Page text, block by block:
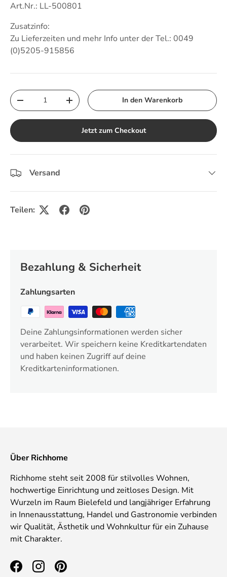
Art.Nr.: LL-500801
Zusatzinfo:
Zu Lieferzeiten und mehr Info unter der Tel.: 0049
(0)5205-915856
Anzahl
Menge verringernMenge erhöhen In den Warenkorb
Jetzt zum Checkout
Versand
Teilen:
Bezahlung & Sicherheit
Zahlungsarten
Deine Zahlungsinformationen werden sicher
verarbeitet. Wir speichern keine Kreditkartendaten
und haben keinen Zugriff auf deine
Kreditkarteninformationen.
Über Richhome
Richhome steht seit 2008 für stilvolles Wohnen,
hochwertige Einrichtung und zeitloses Design. Mit
Wurzeln im Raum Bielefeld und langjähriger Erfahrung
in Innenausstattung, Handel und Gastronomie verbinden
wir Qualität, Ästhetik und Wohnkultur für ein Zuhause
mit Charakter.
FacebookInstagramPinterest